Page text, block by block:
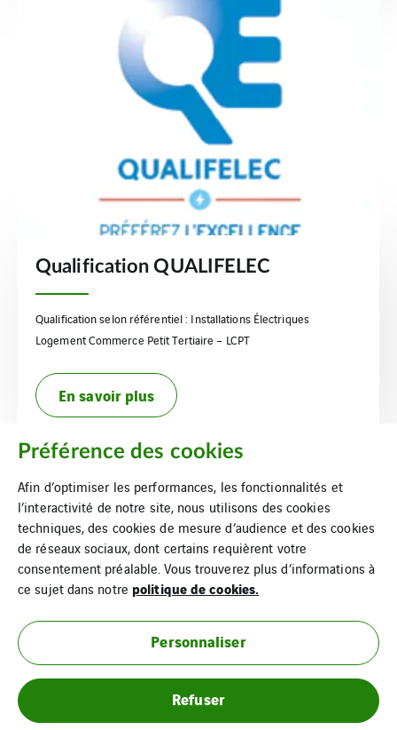
Qualification QUALIFELEC
Qualification selon référentiel : Installations Électriques
Logement Commerce Petit Tertiaire – LCPT
En savoir plus
Mentions légales
Cookies
Plan du site
Préférence des cookies
Afin d’optimiser les performances, les fonctionnalités et
l’interactivité de notre site, nous utilisons des cookies
techniques, des cookies de mesure d’audience et des cookies
de réseaux sociaux, dont certains requièrent votre
consentement préalable. Vous trouverez plus d’informations à
ce sujet dans notre politique de cookies.
Personnaliser
Refuser